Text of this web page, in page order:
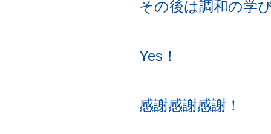
その後は調和の学
Yes！
感謝感謝感謝！